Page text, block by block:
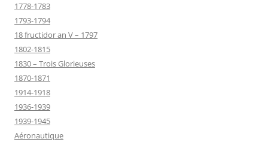
1778-1783
1793-1794
18 fructidor an V – 1797
1802-1815
1830 – Trois Glorieuses
1870-1871
1914-1918
1936-1939
1939-1945
Aéronautique